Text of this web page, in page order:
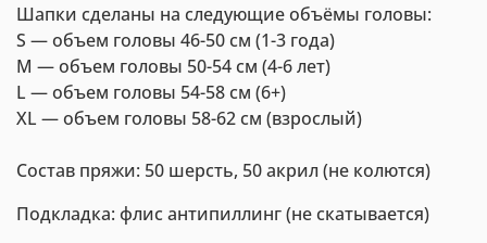
Шапки сделаны на следующие объёмы головы:
S — объем головы 46-50 см (1-3 года)
M — объем головы 50-54 см (4-6 лет)
L — объем головы 54-58 см (6+)
XL —объем головы 58-62 см (взрослый)
Состав пряжи: 50 шерсть, 50 акрил (не колются)
Подкладка: флис антипиллинг (не скатывается)